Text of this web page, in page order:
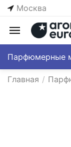
Москва
Парфюмерные
Главная /